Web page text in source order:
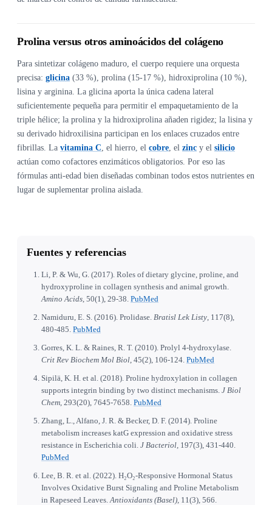
Prolina versus otros aminoácidos del colágeno
Para sintetizar colágeno maduro, el cuerpo requiere una orquesta
precisa: glicina (33 %), prolina (15-17 %), hidroxiprolina (10 %),
lisina y arginina. La glicina aporta la única cadena lateral
suficientemente pequeña para permitir el empaquetamiento de la
triple hélice; la prolina y la hidroxiprolina añaden rigidez; la lisina y
su derivado hidroxilisina participan en los enlaces cruzados entre
fibrillas. La vitamina C , el hierro, el cobre , el zinc y el silicio
actúan como cofactores enzimáticos obligatorios. Por eso las
fórmulas anti-edad bien diseñadas combinan todos estos nutrientes en
lugar de suplementar prolina aislada.
Fuentes y referencias
Li, P. & Wu, G. (2017). Roles of dietary glycine, proline, and
hydroxyproline in collagen synthesis and animal growth.
Amino Acids , 50(1), 29-38. PubMed
Namiduru, E. S. (2016). Prolidase. Bratisl Lek Listy , 117(8),
480-485. PubMed
Gorres, K. L. & Raines, R. T. (2010). Prolyl 4-hydroxylase.
Crit Rev Biochem Mol Biol , 45(2), 106-124. PubMed
Sipilä, K. H. et al. (2018). Proline hydroxylation in collagen
supports integrin binding by two distinct mechanisms. J Biol
Chem , 293(20), 7645-7658. PubMed
Zhang, L., Alfano, J. R. & Becker, D. F. (2014). Proline
metabolism increases katG expression and oxidative stress
resistance in Escherichia coli. J Bacteriol , 197(3), 431-440.
PubMed
Lee, B. R. et al. (2022). H₂O₂-Responsive Hormonal Status
Involves Oxidative Burst Signaling and Proline Metabolism
in Rapeseed Leaves. Antioxidants (Basel) , 11(3), 566.